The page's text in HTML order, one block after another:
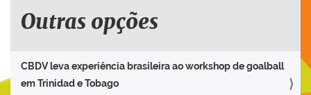
Outras opções
CBDV leva experiência brasileira ao workshop de goalball
em Trinidad e Tobago